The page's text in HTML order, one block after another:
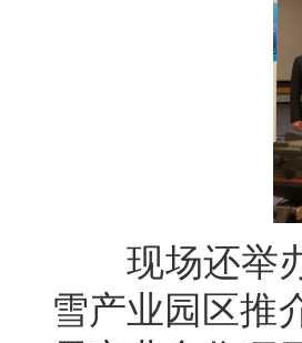
现场还举办
雪产业园区推